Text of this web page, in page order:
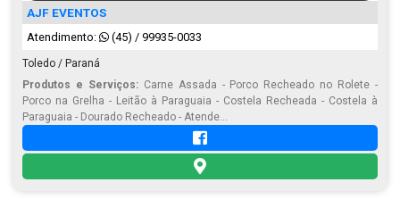
AJF EVENTOS
Atendimento: (45) / 99935-0033
Toledo / Paraná
Produtos e Serviços:Carne Assada - Porco Recheado no Rolete -
Porco na Grelha - Leitão à Paraguaia - Costela Recheada - Costela à
Paraguaia - Dourado Recheado - Atende...